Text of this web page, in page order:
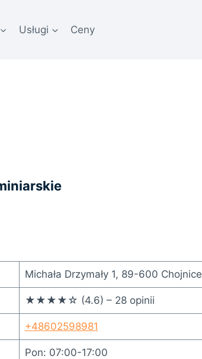
Usługi Ceny
Michała Drzymały 1, 89-600 Chojnice
★★★★☆ (4.6) – 28 opinii
+48602598981
Pon: 07:00-17:00